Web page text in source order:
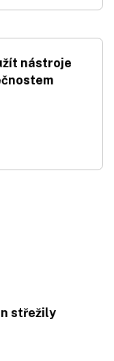
nástroje
střežily